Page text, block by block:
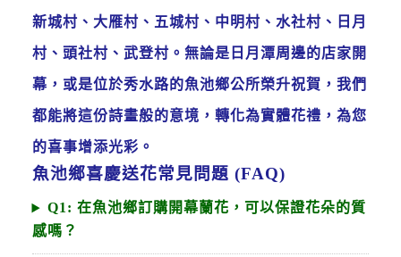
新城村、大雁村、五城村、中明村、水社村、日月
村、頭社村、武登村。無論是日月潭周邊的店家開
幕，或是位於秀水路的魚池鄉公所榮升祝賀，我們
都能將這份詩畫般的意境，轉化為實體花禮，為您
的喜事增添光彩。
魚池鄉喜慶送花常見問題 (FAQ)
Q1: 在魚池鄉訂購開幕蘭花，可以保證花朵的質
感嗎？